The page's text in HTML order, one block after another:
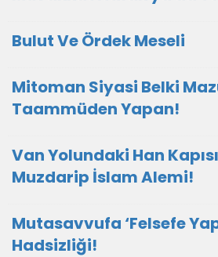
Bulut Ve Ördek Meseli
Mitoman Siyasi Belki
Taammüden Yapan!
Van Yolundaki Han
Muzdarip İslam Alemi!
Mutasavvufa ‘Felsefe
Hadsizliği!